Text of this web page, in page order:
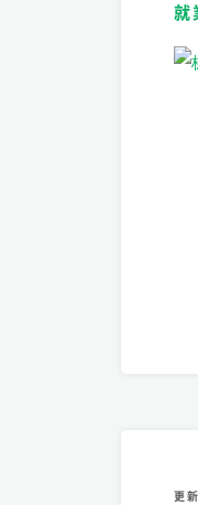
就
更